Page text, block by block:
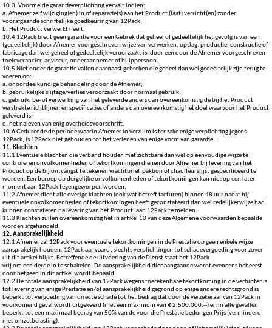
10.3. Voormelde garantieverplichting vervalt indien:
a. Afnemer zelf wijziging(en) in of reparatie(s) aan het Product (laat) verricht(en) zonder
voorafgaande schriftelijke goedkeuring van 12Pack;
b. Het Product verwerkt heeft.
10.4 12Pack biedt geen garantie voor een Gebrek dat geheel of gedeeltelijk het gevolg is van een
(gedeeltelijk) door Afnemer voorgeschreven wijze van verwerken, opslag, productie, constructie of
fabricage dan wel geheel of gedeeltelijk veroorzaakt is, door een door de Afnemer voorgeschreven
toeleverancier, adviseur, onderaannemer of hulppersoon.
10.5 Niet onder de garantie vallen daarnaast gebreken die geheel dan wel gedeeltelijk zijn terug te
voeren op:
a. onoordeelkundige behandeling door de Afnemer;
b. gebruikelijke slijtage/verlies veroorzaakt door normaal gebruik;
c. gebruik, be- of verwerking van het geleverde anders dan overeenkomstig de bij het Product
verstrekte richtlijnen en specificaties of anders dan overeenkomstig het doel waarvoor het Product
geleverd is;
d. het naleven van enig overheidsvoorschrift.
10.6 Gedurende de periode waarin Afnemer in verzuim is ter zake enige verplichting jegens
12Pack, is 12Pack niet gehouden tot het verlenen van enige vorm van garantie.
11. Klachten
11.1 Eventuele klachten die verband houden met zichtbare dan wel op eenvoudige wijze te
controleren onvolkomenheden of tekortkomingen dienen door Afnemer bij levering van het
Product op de bij ontvangst te tekenen vrachtbrief, pakbon of chauffeurslijst gespecificeerd te
worden. Een beroep op dergelijke onvolkomenheden of tekortkomingen kan niet op een later
moment aan 12Pack tegengeworpen worden.
11.2 Afnemer dient alle overige klachten (ook wat betreft facturen) binnen 48 uur nadat hij
eventuele onvolkomenheden of tekortkomingen heeft geconstateerd dan wel redelijkerwijze had
kunnen constateren na levering van het Product, aan 12Pack te melden.
11.3 Klachten zullen overeenkomstig het in artikel 10 van deze Algemene voorwaarden bepaalde
worden afgehandeld.
12. Aansprakelijkheid
12.1 Afnemer zal 12Pack voor eventuele tekortkomingen in de Prestatie op geen enkele wijze
aansprakelijk houden. 12Pack aanvaardt slechts verplichtingen tot schadevergoeding voor zover
uit dit artikel blijkt. Betreffende de uitvoering van de Dienst staat het 12Pack
vrij om een derde in te schakelen. De aansprakelijkheid dienaangaande wordt eveneens beheerst
door hetgeen in dit artikel wordt bepaald.
12.2 De totale aansprakelijkheid van 12Pack wegens toerekenbare tekortkoming in de verbintenis
tot levering van enige Prestatie en/of aansprakelijkheid gegrond op enige andere rechtsgrond is
beperkt tot vergoeding van directe schade tot het bedrag dat door de verzekeraar van 12Pack in
voorkomend geval wordt uitgekeerd (met een maximum van € 2.500.000,--) en in alle gevallen
beperkt tot een maximaal bedrag van 50% van de voor die Prestatie bedongen Prijs (verminderd
met omzetbelasting).